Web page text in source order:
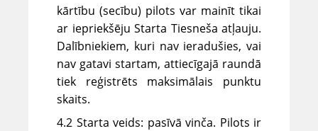
kārtību (secību) pilots var mainīt tikai
ar iepriekšēju Starta Tiesneša atļauju.
Dalībniekiem, kuri nav ieradušies, vai
nav gatavi startam, attiecīgajā raundā
tiek reģistrēts maksimālais punktu
skaits.
4.2 Starta veids: pasīvā vinča. Pilots ir